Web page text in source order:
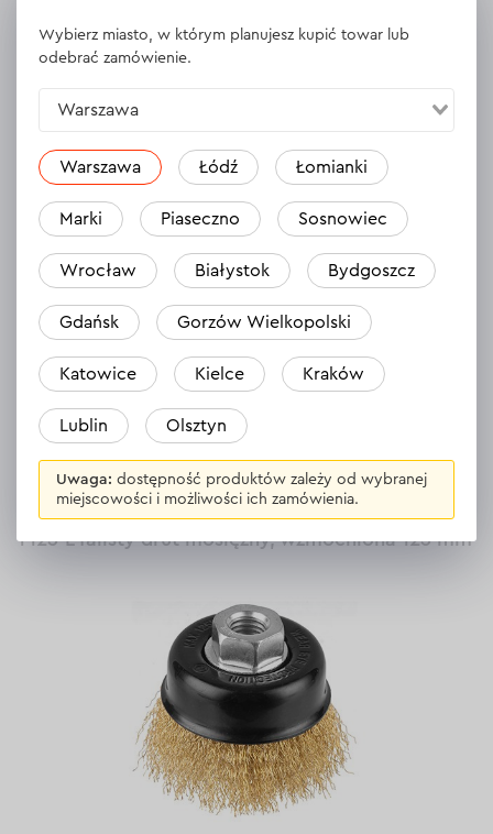
WYŚWIETL DANE TECHNICZNE
Zostaw opinię
Opinie 1
26.07.2024
Bardzo dobre , polecam.
Odpowiedź 1 odpowiedź
WSZYSTKIE OPINIE
Opis Szczotka druciana trzpieniowa Dnipro-M
Т125-L falisty drut mosiężny, wzmocniona 125 mm
Wybierz miasto, w którym planujesz kupić towar lub
odebrać zamówienie.
Warszawa
Warszawa Łódź Łomianki
Marki Piaseczno Sosnowiec
Wrocław Białystok Bydgoszcz
Gdańsk Gorzów Wielkopolski
Katowice Kielce Kraków
Lublin Olsztyn
Uwaga: dostępność produktów zależy od wybranej
miejscowości i możliwości ich zamówienia.